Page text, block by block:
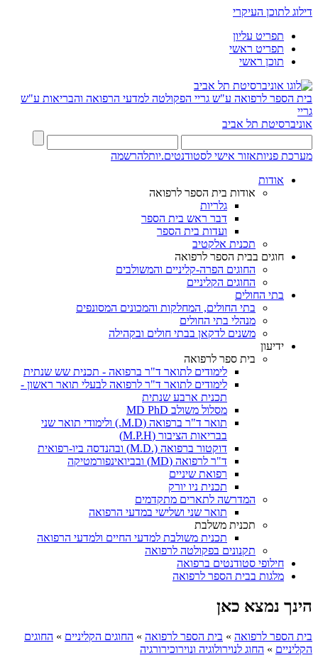
דילוג לתוכן העיקרי
תפריט עליון
תפריט ראשי
תוכן ראשי
בית הספר לרפואה ע"ש גריי הפקולטה למדעי הרפואה והבריאות ע"ש
גריי
אוניברסיטת תל אביב
מערכת פניותאזור אישי לסטודנטים.יותלהרשמה
אודות
אודות בית הספר לרפואה
גלריות
דבר ראש בית הספר
ועדות בית הספר
תכנית אלקטיב
חוגים בבית הספר לרפואה
החוגים הפרה-קליניים והמשולבים
החוגים הקליניים
בתי החולים
בתי החולים, המחלקות והמכונים המסונפים
מנהלי בתי החולים
משנים לדקאן בבתי חולים ובקהילה
ידיעון
בית ספר לרפואה
לימודים לתואר ד"ר ברפואה - תכנית שש שנתית
לימודים לתואר ד"ר לרפואה לבעלי תואר ראשון -
תכנית ארבע שנתית
מסלול משולב MD PhD
תואר ד"ר ברפואה (M.D.) ולימודי תואר שני
בבריאות הציבור (M.P.H)
דוקטור ברפואה (.M.D) ובהנדסה ביו-רפואית
ד"ר לרפואה (MD) ובביואינפורמטיקה
רפואת שיניים
תכנית ניו יורק
המדרשה לתארים מתקדמים
תואר שני ושלישי במדעי הרפואה
תכנית משלבת
תכנית משולבת למדעי החיים ולמדעי הרפואה
תקנונים בפקולטה לרפואה
חילופי סטודנטים ברפואה
מלגות בבית הספר לרפואה
הינך נמצא כאן
בית הספר לרפואה » בית הספר לרפואה » החוגים הקליניים » החוגים
הקליניים » החוג לנוירולוגיה ונוירוכירורגיה